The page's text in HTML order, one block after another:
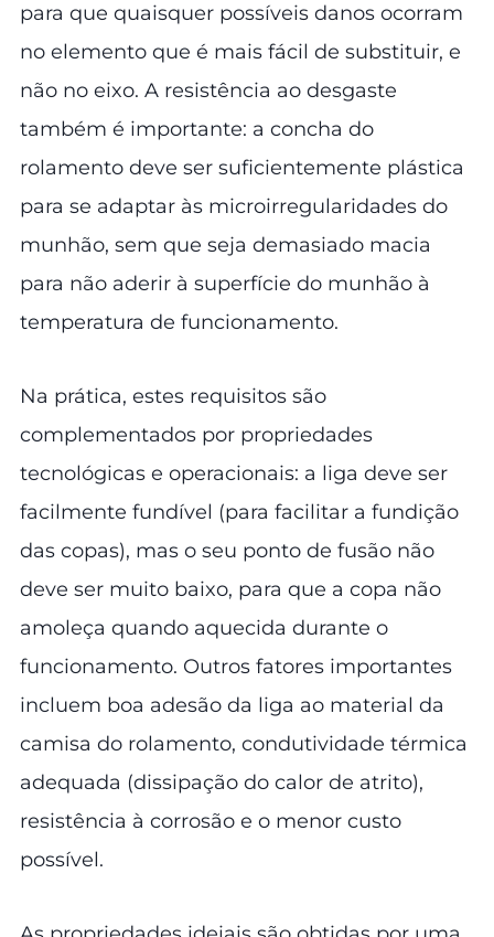
para que quaisquer possíveis danos ocorram
no elemento que é mais fácil de substituir, e
não no eixo. A resistência ao desgaste
também é importante: a concha do
rolamento deve ser suficientemente plástica
para se adaptar às microirregularidades do
munhão, sem que seja demasiado macia
para não aderir à superfície do munhão à
temperatura de funcionamento.
Na prática, estes requisitos são
complementados por propriedades
tecnológicas e operacionais: a liga deve ser
facilmente fundível (para facilitar a fundição
das copas), mas o seu ponto de fusão não
deve ser muito baixo, para que a copa não
amoleça quando aquecida durante o
funcionamento. Outros fatores importantes
incluem boa adesão da liga ao material da
camisa do rolamento, condutividade térmica
adequada (dissipação do calor de atrito),
resistência à corrosão e o menor custo
possível.